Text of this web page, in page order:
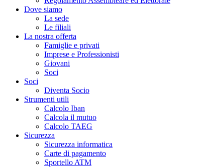
Dove siamo
La sede
Le filiali
La nostra offerta
Famiglie e privati
Imprese e Professionisti
Giovani
Soci
Soci
Diventa Socio
Strumenti utili
Calcolo Iban
Calcola il mutuo
Calcolo TAEG
Sicurezza
Sicurezza informatica
Carte di pagamento
Sportello ATM